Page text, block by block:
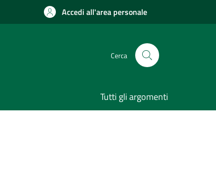
Accedi all'area personale
Cerca
Tutti gli argomenti